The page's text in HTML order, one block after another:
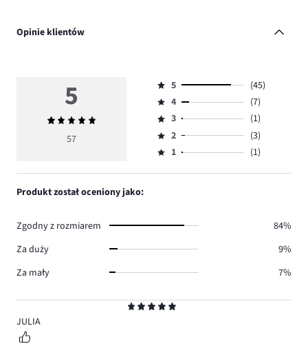
Opinie klientów
5
JULIA
5
Średnia
ocena
57
Ocena
5,
ilość
głosów
45.
5
(45)
Ocena
4,
ilość
głosów
4
(7)
Ocena
3,
ilość
3
(1)
Ocena
2,
2
(3)
Ocena
1,
1 (1)
Produkt został oceniony jako:
Zgodny z rozmiarem
84%
Za duży
9%
Za mały
7%